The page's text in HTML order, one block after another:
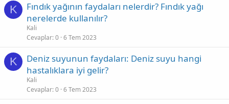
K
Fındık yağının faydaları nelerdir? Fındık yağı
nerelerde kullanılır?
Kali
Cevaplar 0 6 Tem 2023
K
Deniz suyunun faydaları: Deniz suyu hangi
hastalıklara iyi gelir?
Kali
Cevaplar 0 6 Tem 2023